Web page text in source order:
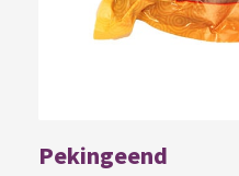
Pekingeend